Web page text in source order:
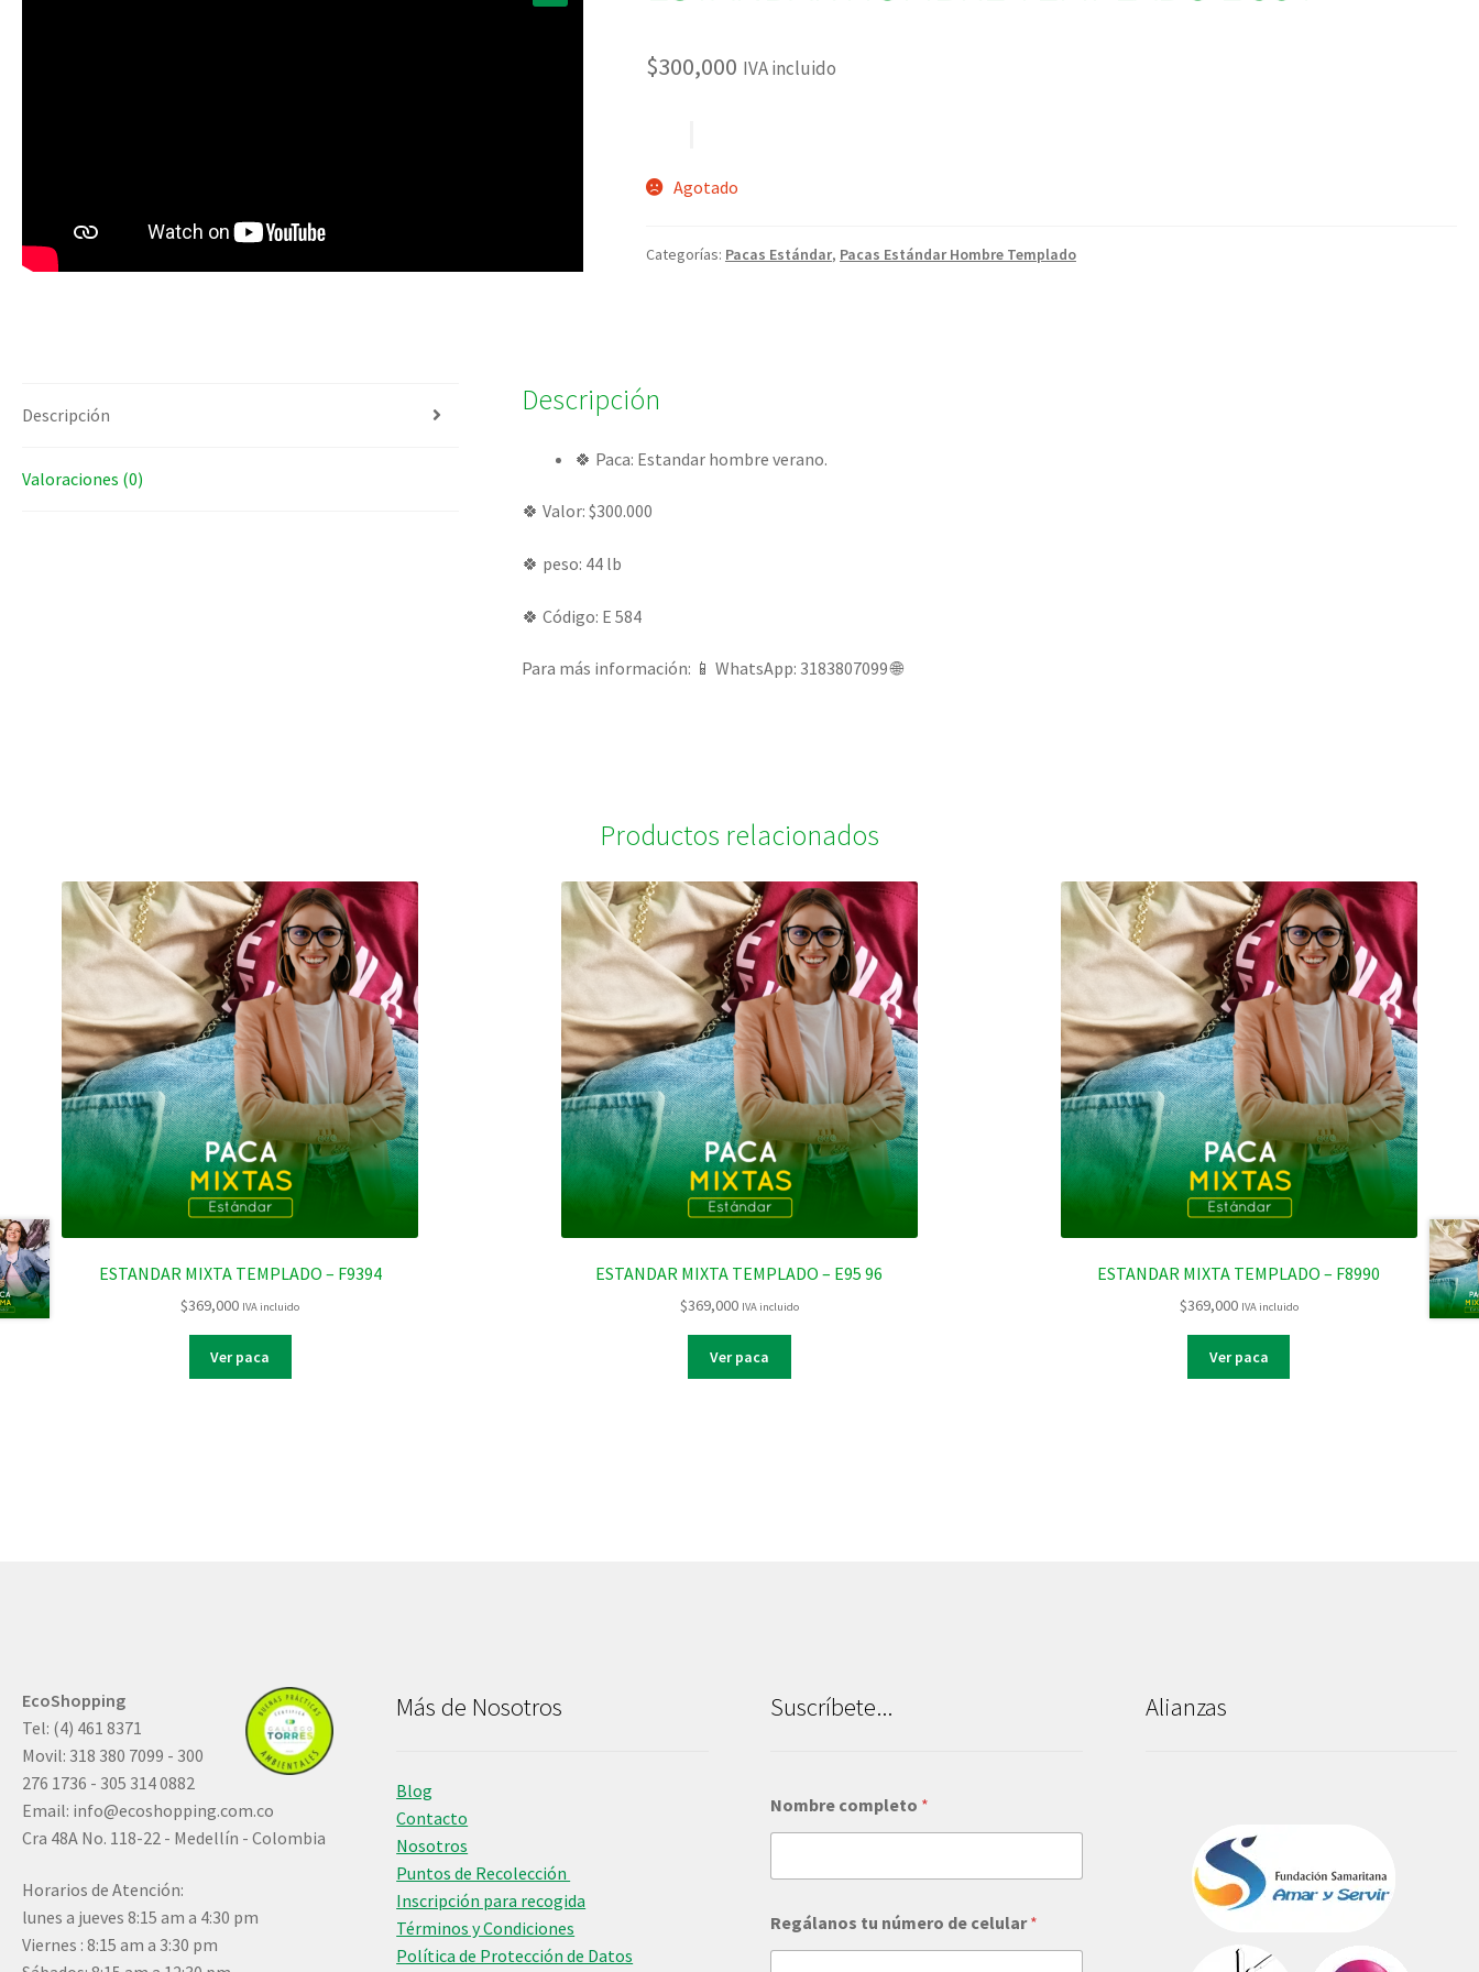
$300,000 IVA incluido
Agotado
Categorías: Pacas Estándar, Pacas Estándar Hombre Templado
Descripción
Valoraciones (0)
Descripción
🍀 Paca: Estandar hombre verano.
🍀 Valor: $300.000
🍀 peso: 44 lb
🍀 Código: E 584
Para más información: 📱 WhatsApp: 3183807099 🌐
Productos relacionados
ESTANDAR MIXTA TEMPLADO – F9394
$369,000 IVA incluido
Ver paca
ESTANDAR MIXTA TEMPLADO – E95 96
$369,000 IVA incluido
Ver paca
ESTANDAR MIXTA TEMPLADO – F8990
$369,000 IVA incluido
Ver paca
EcoShopping
Tel: (4) 461 8371
Movil: 318 380 7099 - 300
276 1736 - 305 314 0882
Email: info@ecoshopping.com.co
Cra 48A No. 118-22 - Medellín - Colombia
Horarios de Atención:
lunes a jueves 8:15 am a 4:30 pm
Viernes : 8:15 am a 3:30 pm
Más de Nosotros
Blog
Contacto
Nosotros
Puntos de Recolección
Inscripción para recogida
Términos y Condiciones
Política de Protección de Datos
Suscríbete...
Nombre completo *
e
g
Regálanos tu número de celular*
Alianzas